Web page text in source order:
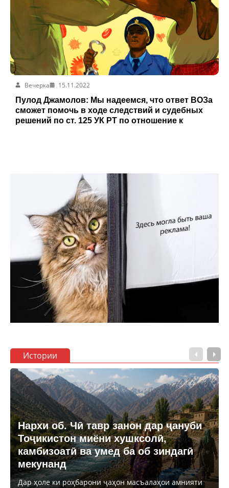
Вечерка
15.11.2022
Пулод Джамолов: Мы надеемся, что ответ ВОЗа
сможет помочь в ходе следствий и судебных
решений по ст. 125 УК РТ по отношение к
Истории
Нархи об. Чӣ тавр занон дар ҷануби
Тоҷикистон миёни хушксолӣ,
камбизоатӣ ва умед ба об зиндагӣ
мекунанд
Дар ҳоле ки роҳбарони ҷаҳон масъалаҳои амнияти